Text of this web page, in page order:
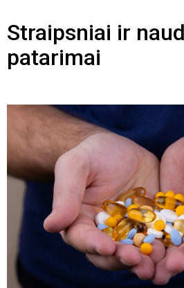
Straipsniai ir
patarimai